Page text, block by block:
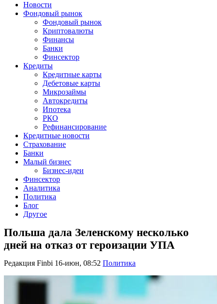
Новости
Фондовый рынок
Фондовый рынок
Криптовалюты
Финансы
Банки
Финсектор
Кредиты
Кредитные карты
Дебетовые карты
Микрозаймы
Автокредиты
Ипотека
РКО
Рефинансирование
Кредитные новости
Страхование
Банки
Малый бизнес
Бизнес-идеи
Финсектор
Аналитика
Политика
Блог
Другое
Польша дала Зеленскому несколько
дней на отказ от героизации УПА
Редакция Finbi 16-июн, 08:52 Политика